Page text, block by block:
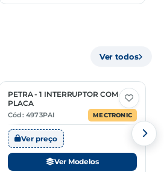
Ver todos
2 Opções
PETRA - 1 INTERRUPTOR COM
PLACA
Cód: 4973PAI MECTRONIC
Ver preço
Ver Modelos